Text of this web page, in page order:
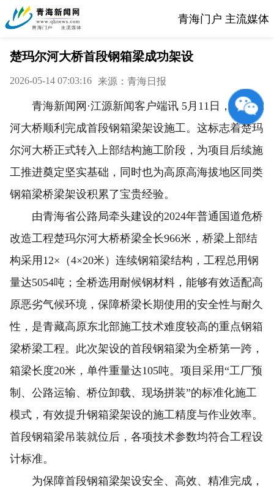
青海门户 主流媒体
楚玛尔河大桥首段钢箱梁成功架设
2026-05-14 07:03:16 来源：青海日报
青海新闻网·江源新闻客户端讯 5月11日，楚玛尔
河大桥顺利完成首段钢箱梁架设施工。这标志着楚玛
尔河大桥正式转入上部结构施工阶段，为项目后续施
工推进奠定坚实基础，同时也为高原高海拔地区同类
钢箱梁桥梁架设积累了宝贵经验。
由青海省公路局牵头建设的2024年普通国道危桥
改造工程楚玛尔河大桥桥梁全长966米，桥梁上部结
构采用12×（4×20米）连续钢箱梁结构，工程总用钢
量达5054吨；全桥选用耐候钢材料，能够有效适配高
原恶劣气候环境，保障桥梁长期使用的安全性与耐久
性，是青藏高原东北部施工技术难度较高的重点钢箱
梁桥梁工程。此次架设的首段钢箱梁为全桥第一跨，
箱梁长度20米，单件重量达105吨。项目采用“工厂预
制、公路运输、桥位卸载、现场拼装”的标准化施工
模式，有效提升钢箱梁架设的施工精度与作业效率。
首段钢箱梁吊装就位后，各项技术参数均符合工程设
计标准。
为保障首段钢箱梁架设安全、高效、精准完成，